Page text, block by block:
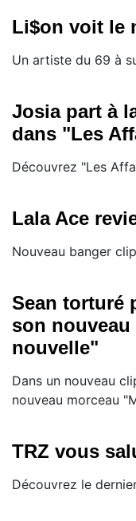
Li$on voit le
Un artiste du 69 à
Josia part à
dans "Les
Découvrez "Les
Lala Ace
Nouveau banger
Sean torturé
son
nouvelle"
Dans un nouveau
nouveau morceau
TRZ vous
Découvrez le